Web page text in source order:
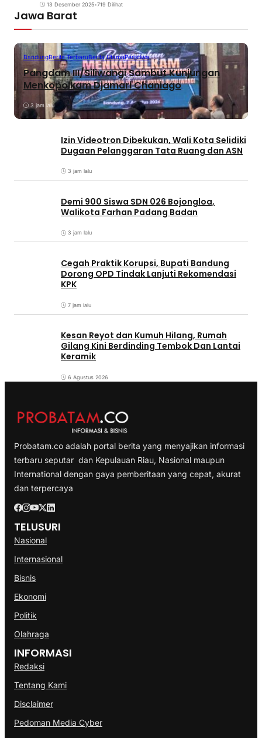
13 Desember 2025•719 Dilihat
Jawa Barat
BandungBerita TerbaruBerita UtamaPeristiwa
Pangdam III/Siliwangi Sambut Kunjungan
Menkopolkam Djamari Chaniago
3 jam lalu
Izin Videotron Dibekukan, Wali Kota Selidiki
Dugaan Pelanggaran Tata Ruang dan ASN
3 jam lalu
Demi 900 Siswa SDN 026 Bojongloa,
Walikota Farhan Padang Badan
3 jam lalu
Cegah Praktik Korupsi, Bupati Bandung
Dorong OPD Tindak Lanjuti Rekomendasi
KPK
7 jam lalu
Kesan Reyot dan Kumuh Hilang, Rumah
Gilang Kini Berdinding Tembok Dan Lantai
Keramik
6 Agustus 2026
Probatam.co adalah portal berita yang menyajikan informasi
terbaru seputar dan Kepulauan Riau, Nasional maupun
International dengan gaya pemberitaan yang cepat, akurat
dan terpercaya
TELUSURI
Nasional
Internasional
Bisnis
Ekonomi
Politik
Olahraga
INFORMASI
Redaksi
Tentang Kami
Disclaimer
Pedoman Media Cyber